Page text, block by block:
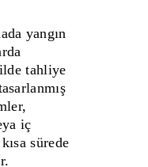
yangın
tahliye
iç
sürede